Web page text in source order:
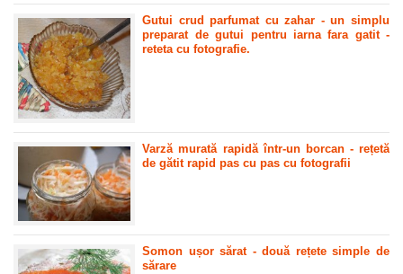
Gutui crud parfumat cu zahar - un simplu
preparat de gutui pentru iarna fara gatit -
reteta cu fotografie.
Varză murată rapidă într-un borcan - rețetă
de gătit rapid pas cu pas cu fotografii
Somon ușor sărat - două rețete simple de
sărare